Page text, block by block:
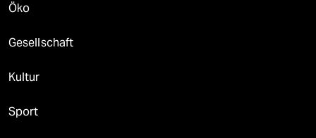
Öko
Gesellschaft
Kultur
Sport